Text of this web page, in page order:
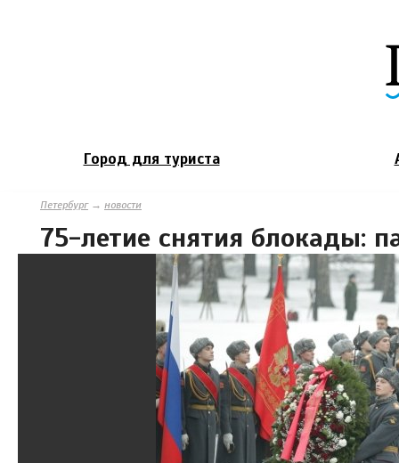
Город для туриста
Петербург→ новости
75-летие снятия блокады: